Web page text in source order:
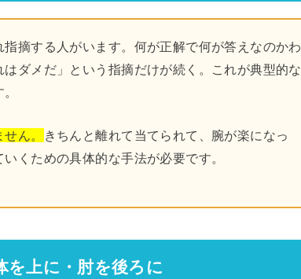
摘する人がいます。何が正解で何が答えなのかわ
ダメだ」という指摘だけが続く。これが典型的な
ん。
きちんと離れて当てられて、腕が楽になっ
くための具体的な手法が必要です。
を上に・肘を後ろに